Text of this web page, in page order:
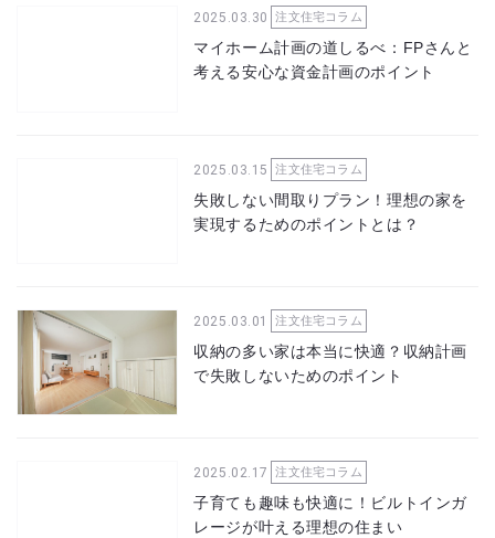
2025.03.30 注文住宅コラム
マイホーム計画の道しるべ：FPさんと
考える安心な資金計画のポイント
2025.03.15 注文住宅コラム
失敗しない間取りプラン！理想の家を
実現するためのポイントとは？
2025.03.01 注文住宅コラム
収納の多い家は本当に快適？収納計画
で失敗しないためのポイント
2025.02.17 注文住宅コラム
子育ても趣味も快適に！ビルトインガ
レージが叶える理想の住まい